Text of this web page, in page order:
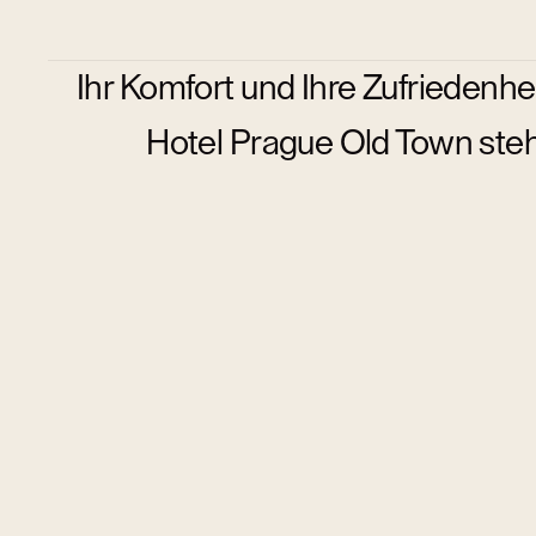
Ihr Komfort und Ihre
Hotel Prague Old Town